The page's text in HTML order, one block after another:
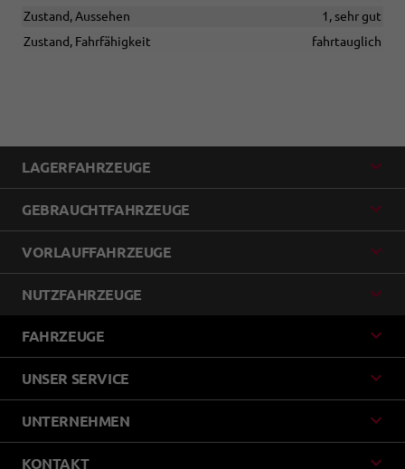
Zustand, Aussehen
1, sehr gut
Zustand, Fahrfähigkeit
fahrtauglich
LAGERFAHRZEUGE
GEBRAUCHTFAHRZEUGE
VORLAUFFAHRZEUGE
NUTZFAHRZEUGE
FAHRZEUGE
UNSER SERVICE
UNTERNEHMEN
KONTAKT